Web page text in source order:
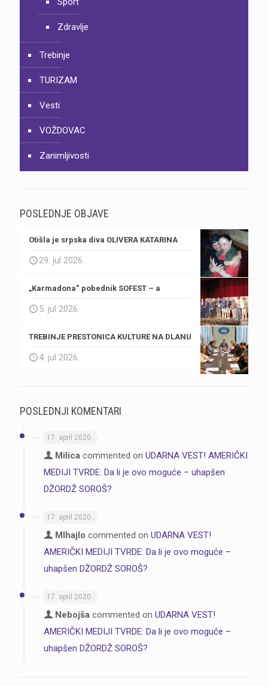
Zdravlje
Trebinje
TURIZAM
Vesti
VOŽDOVAC
Zanimljivosti
POSLEDNJE OBJAVE
Otišla je srpska diva OLIVERA KATARINA
29. jul 2026.
„Karmadona“ pobednik SOFEST – a
5. jul 2026.
TREBINJE PRESTONICA KULTURE NA DLANU
4. jul 2026.
POSLEDNJI KOMENTARI
17. april 2020.
Milica commented on UDARNA VEST! AMERIČKI
MEDIJI TVRDE: Da li je ovo moguće – uhapšen
DŽORDŽ SOROŠ?
17. april 2020.
MIhajlo commented on UDARNA VEST!
AMERIČKI MEDIJI TVRDE: Da li je ovo moguće –
uhapšen DŽORDŽ SOROŠ?
17. april 2020.
Nebojša commented on UDARNA VEST!
AMERIČKI MEDIJI TVRDE: Da li je ovo moguće –
uhapšen DŽORDŽ SOROŠ?